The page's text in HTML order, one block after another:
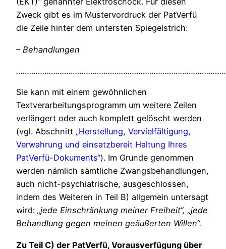
Zweck gibt es im Mustervordruck der PatVerfü
die Zeile hinter dem untersten Spiegelstrich:
– Behandlungen
Sie kann mit einem gewöhnlichen
Textverarbeitungsprogramm um weitere Zeilen
verlängert oder auch komplett gelöscht werden
(vgl. Abschnitt „Herstellung, Vervielfältigung,
Verwahrung und einsatzbereit Haltung Ihres
PatVerfü-Dokuments“). Im Grunde genommen
werden nämlich sämtliche Zwangsbehandlungen,
auch nicht-psychiatrische, ausgeschlossen,
indem des Weiteren in Teil B) allgemein untersagt
wird: „jede Einschränkung meiner Freiheit“, „jede
Behandlung gegen meinen geäußerten Willen“.
Zu Teil C) der PatVerfü, Vorausverfügung über